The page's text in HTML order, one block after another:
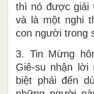
thì nó được giải
và là một nghi
con người trong
3. Tin Mừng
Giê-su nhận lời
biệt phái đến